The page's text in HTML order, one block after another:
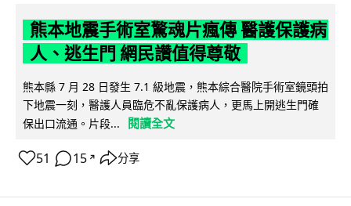
熊本地震手術室驚魂片瘋傳 醫護保護病
人、逃生門 網民讚值得尊敬
熊本縣 7 月 28 日發生 7.1 級地震，熊本綜合醫院手術室鏡頭拍
下地震一刻，醫護人員臨危不亂保護病人，更馬上開逃生門確
保出口流通。片段...
閱讀全文
51 15 ↗ 分享